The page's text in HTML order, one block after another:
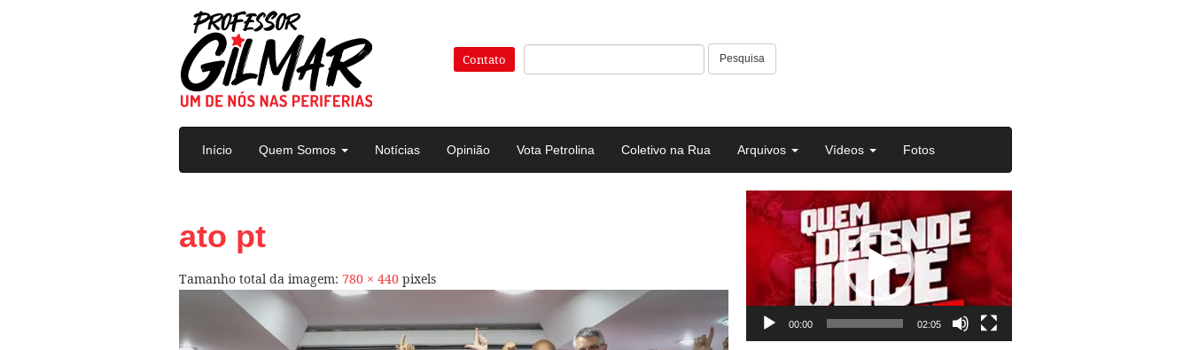
Pular para o conteúdo
Pesquisa
Contato
Início Quem Somos Notícias Opinião Vota Petrolina Coletivo na Rua Arquivos Vídeos Fotos
ato pt
Tamanho total da imagem: 780 × 440 pixels
Tocador
vídeo
00:00 02:05